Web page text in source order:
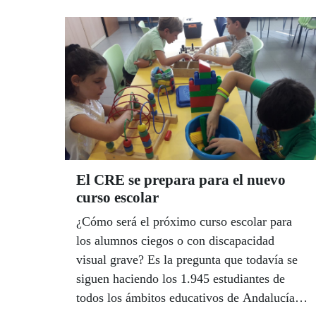
creación literaria en lengua castellana e
impulsa la escritura entre las personas ciegas
o con discapacidad visual grave.
El CRE se prepara para el nuevo
curso escolar
¿Cómo será el próximo curso escolar para
los alumnos ciegos o con discapacidad
visual grave? Es la pregunta que todavía se
siguen haciendo los 1.945 estudiantes de
todos los ámbitos educativos de Andalucía,